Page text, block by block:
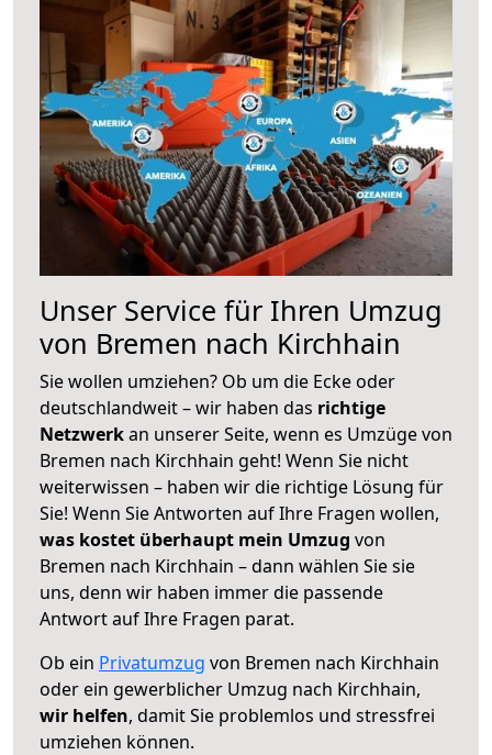
Unser Service für Ihren Umzug
von Bremen nach Kirchhain
Sie wollen umziehen? Ob um die Ecke oder
deutschlandweit – wir haben das richtige
Netzwerkan unserer Seite, wenn es Umzüge von
Bremen nach Kirchhain geht! Wenn Sie nicht
weiterwissen – haben wir die richtige Lösung für
Sie! Wenn Sie Antworten auf Ihre Fragen wollen,
was kostet überhaupt mein Umzug von
Bremen nach Kirchhain – dann wählen Sie sie
uns, denn wir haben immer die passende
Antwort auf Ihre Fragen parat.
Ob ein Privatumzug von Bremen nach Kirchhain
oder ein gewerblicher Umzug nach Kirchhain,
wir helfen, damit Sie problemlos und stressfrei
umziehen können.